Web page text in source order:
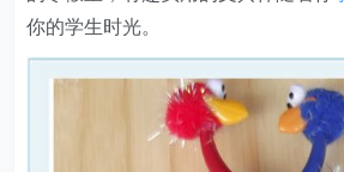
你的学生时光。